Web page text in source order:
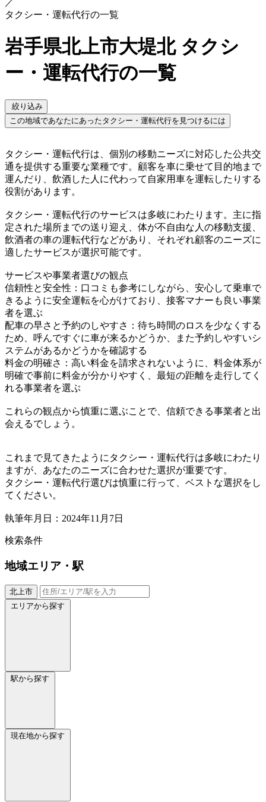
／
タクシー・運転代行の一覧
岩手県北上市大堤北 タクシ
ー・運転代行の一覧
絞り込み
この地域であなたにあったタクシー・運転代行を見つけるには
タクシー・運転代行は、個別の移動ニーズに対応した公共交
通を提供する重要な業種です。顧客を車に乗せて目的地まで
運んだり、飲酒した人に代わって自家用車を運転したりする
役割があります。
タクシー・運転代行のサービスは多岐にわたります。主に指
定された場所までの送り迎え、体が不自由な人の移動支援、
飲酒者の車の運転代行などがあり、それぞれ顧客のニーズに
適したサービスが選択可能です。
サービスや事業者選びの観点
信頼性と安全性：口コミも参考にしながら、安心して乗車で
きるように安全運転を心がけており、接客マナーも良い事業
者を選ぶ
配車の早さと予約のしやすさ：待ち時間のロスを少なくする
ため、呼んですぐに車が来るかどうか、また予約しやすいシ
ステムがあるかどうかを確認する
料金の明確さ：高い料金を請求されないように、料金体系が
明確で事前に料金が分かりやすく、最短の距離を走行してく
れる事業者を選ぶ
これらの観点から慎重に選ぶことで、信頼できる事業者と出
会えるでしょう。
これまで見てきたようにタクシー・運転代行は多岐にわたり
ますが、あなたのニーズに合わせた選択が重要です。
タクシー・運転代行選びは慎重に行って、ベストな選択をし
てください。
執筆年月日：2024年11月7日
検索条件
地域エリア・駅
北上市
エリアから探す
駅から探す
現在地から探す